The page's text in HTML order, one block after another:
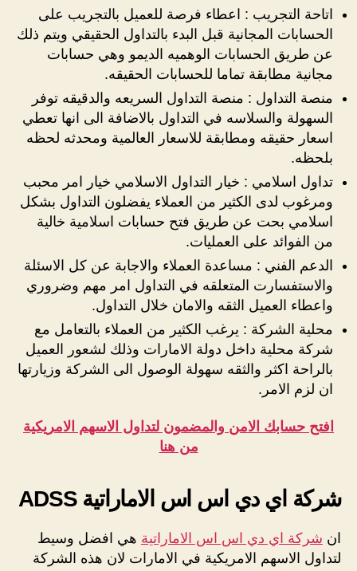
اتاحة التجريب : اعطاء فرصة للعميل بالتجريب على
الحسابات المجانية قبل البدء بالتداول الحقيقي ويتم ذلك
عن طريق الحسابات الوهميه الديمو وهي حسابات
مجانية مطابقة تماما للحسابات الحقيقه.
منصة التداول : منصة التداول السريعه والدقيقه توفر
السهولة والسلاسه في التداول بالاضافة الى انها تعطي
اسعار حقيقه ومطابقة للاسعار العالمية ومحدثه لحظه
بلحظه.
تداول اسلامي : خيار التداول الاسلامي خيار امر محبب
ومرغوب لدى الكثير من العملاء يفضلون التداول بشكل
اسلامي بحت عن طريق فتح حسابات اسلامية خالية
من الفوائد على العمليات.
الدعم الفني : مساعدة العملاء والاجابة عن كل الاسئلة
والاستفسارت المتعلقه في التداول امر مهم وضروري
واعطاء العميل الثقه والامان خلال التداول.
محلية الشركة : يرغب الكثير من العملاء بالتعامل مع
شركة محلية داخل دولة الامارات وذلك لشعور العميل
بالراحة اكثر والثقه سهولة الوصول الى الشركة وزيارتها
ان لزم الامر.
افتح حسابك الامن والمضمون لتداول الاسهم الامريكية
من هنا
شركة اي دي اس اس الاماراتية ADSS
ان شركة اي دي اس اس الاماراتية هي افضل وسيط
لتداول الاسهم الامريكية في الامارات لان هذه الشركة